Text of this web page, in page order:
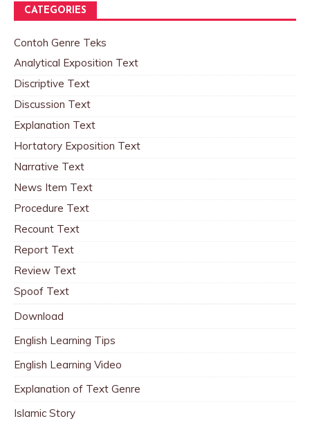
CATEGORIES
Contoh Genre Teks
Analytical Exposition Text
Discriptive Text
Discussion Text
Explanation Text
Hortatory Exposition Text
Narrative Text
News Item Text
Procedure Text
Recount Text
Report Text
Review Text
Spoof Text
Download
English Learning Tips
English Learning Video
Explanation of Text Genre
Islamic Story